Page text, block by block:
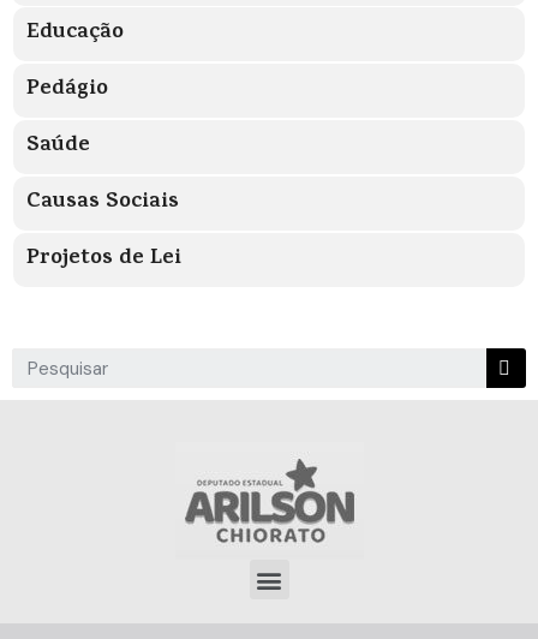
Educação
Pedágio
Saúde
Causas Sociais
Projetos de Lei